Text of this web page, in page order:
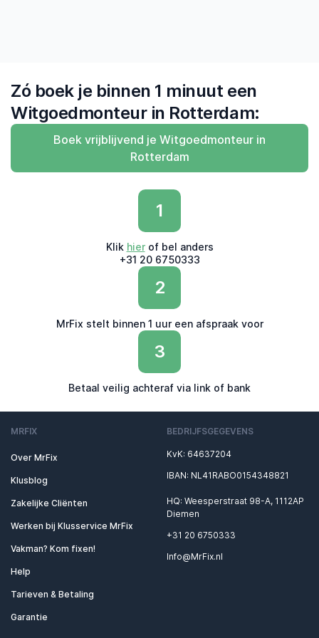
Zó boek je binnen 1 minuut een
Witgoedmonteur in Rotterdam:
Boek vrijblijvend je Witgoedmonteur in
Rotterdam
1
Klik hierof bel anders
+31 20 6750333
2
MrFix stelt binnen 1 uur een afspraak voor
3
Betaal veilig achteraf via link of bank
MRFIX
Over MrFix
Klusblog
Zakelijke Cliënten
Werken bij Klusservice MrFix
Vakman? Kom fixen!
Help
Tarieven & Betaling
Garantie
BEDRIJFSGEGEVENS
KvK: 64637204
IBAN: NL41RABO0154348821
HQ: Weesperstraat 98-A, 1112AP
Diemen
+31 20 6750333
Info@MrFix.nl